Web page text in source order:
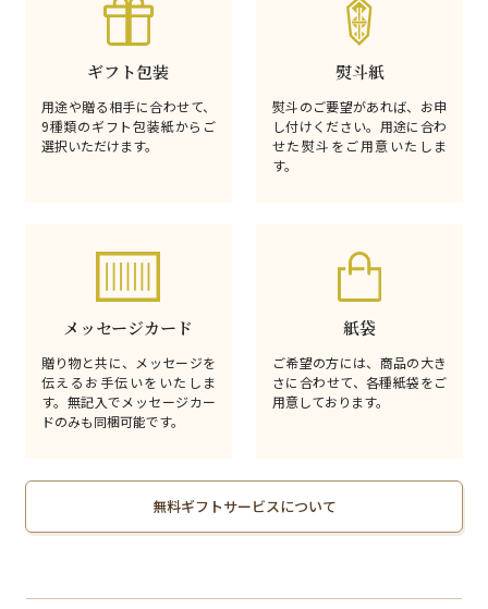
ギフト包装
用途や贈る相手に合わせて、
9種類のギフト包装紙からご
選択いただけます。
熨斗紙
熨斗のご要望があれば、お申
し付けください。用途に合わ
せた熨斗をご用意いたしま
す。
メッセージカード
贈り物と共に、メッセージを
伝えるお手伝いをいたしま
す。無記入でメッセージカー
ドのみも同梱可能です。
紙袋
ご希望の方には、商品の大き
さに合わせて、各種紙袋をご
用意しております。
無料ギフトサービスについて